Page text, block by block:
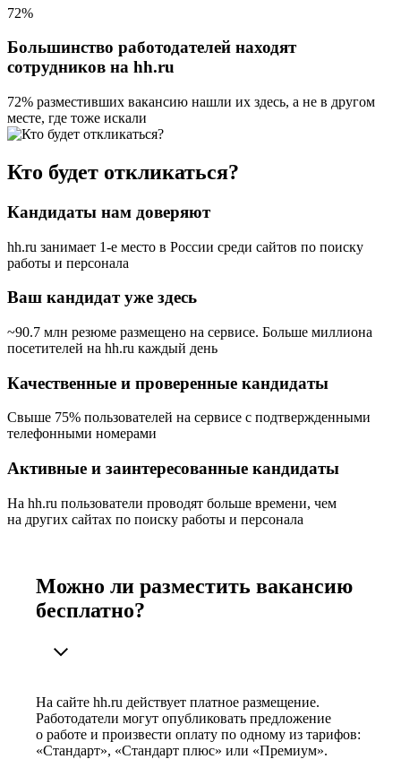
72%
Большинство работодателей находят
сотрудников на hh.ru
72% разместивших вакансию нашли их здесь, а не в другом
месте, где тоже искали
Кто будет откликаться?
Кандидаты нам доверяют
hh.ru занимает 1-е место в России среди сайтов по поиску
работы и персонала
Ваш кандидат уже здесь
~90.7 млн резюме размещено на сервисе. Больше миллиона
посетителей на hh.ru каждый день
Качественные и проверенные кандидаты
Свыше 75% пользователей на сервисе с подтвержденными
телефонными номерами
Активные и заинтересованные кандидаты
На hh.ru пользователи проводят больше времени, чем
на других сайтах по поиску работы и персонала
Можно ли разместить вакансию
бесплатно?
На сайте hh.ru действует платное размещение.
Работодатели могут опубликовать предложение
о работе и произвести оплату по одному из тарифов:
«Стандарт», «Стандарт плюс» или «Премиум».